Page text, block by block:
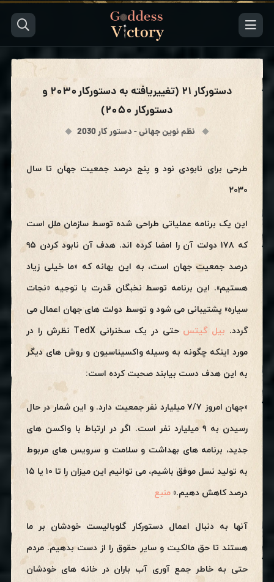
دستورکار ۲۱ (تغییریافته به دستورکار ۲۰۳۰ و
دستورکار ۲۰۵۰)
نظم نوین جهانی - دستور کار 2030
طرحی برای نابودی نود و پنج درصد جمعیت جهان تا سال
۲۰۳۰
این یک برنامه عملیاتی طراحی شده توسط سازمان ملل است
که ۱۷۸ دولت آن را امضا کرده اند. هدف آن نابود کردن ۹۵
درصد جمعیت جهان است، به این بهانه که «ما خیلی زیاد
هستیم». این برنامه توسط نخبگان قدرت با توجیه «نجات
سیاره» پشتیبانی می شود و توسط دولت های جهان اعمال می
گردد. بیل گیتس
حتی در یک سخنرانی TedX نظرش را در
مورد اینکه چگونه به وسیله واکسیناسیون و روش های دیگر
به این هدف دست بیابند صحبت کرده است:
«جهان امروز ۷/۷ میلیارد نفر جمعیت دارد. و این شمار در حال
رسیدن به ۹ میلیارد نفر است. اگر در ارتباط با واکسن های
جدید، برنامه های بهداشت و سلامت و سرویس های مربوط
به تولید نسل موفق باشیم، می توانیم این میزان را تا ۱۰ یا ۱۵
درصد کاهش دهیم.» منبع
آنها به دنبال اعمال دستورکار گلوبالیست خودشان بر ما
هستند تا حق مالکیت و سایر حقوق را از دست بدهیم. مردم
حتی به خاطر جمع آوری آب باران در خانه های خودشان